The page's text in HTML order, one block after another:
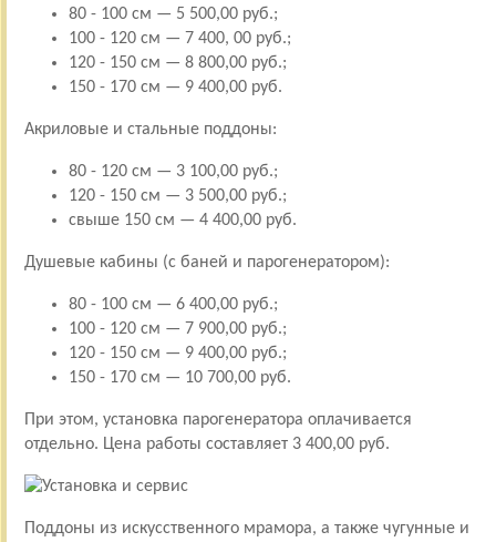
80 - 100 см — 5 500,00 руб.;
100 - 120 см — 7 400, 00 руб.;
120 - 150 см — 8 800,00 руб.;
150 - 170 см — 9 400,00 руб.
Акриловые и стальные поддоны:
80 - 120 см — 3 100,00 руб.;
120 - 150 см — 3 500,00 руб.;
свыше 150 см — 4 400,00 руб.
Душевые кабины (с баней и парогенератором):
80 - 100 см — 6 400,00 руб.;
100 - 120 см — 7 900,00 руб.;
120 - 150 см — 9 400,00 руб.;
150 - 170 см — 10 700,00 руб.
При этом, установка парогенератора оплачивается
отдельно. Цена работы составляет 3 400,00 руб.
Поддоны из искусственного мрамора, а также чугунные и